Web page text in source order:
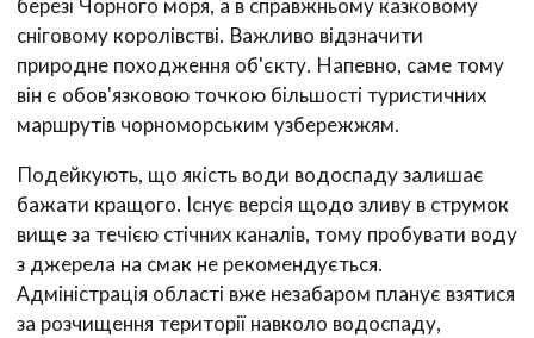
сніговому королівстві. Важливо відзначити
природне походження об'єкту. Напевно, саме тому
він є обов'язковою точкою більшості туристичних
маршрутів чорноморським узбережжям.
Подейкують, що якість води водоспаду залишає
бажати кращого. Існує версія щодо зливу в струмок
вище за течією стічних каналів, тому пробувати воду
з джерела на смак не рекомендується.
Адміністрація області вже незабаром планує взятися
за розчищення території навколо водоспаду,